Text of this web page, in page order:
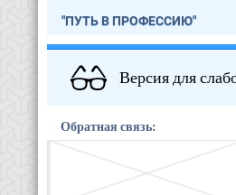
"ПУТЬ В ПРОФЕССИЮ"
Версия для
Обратная связь: